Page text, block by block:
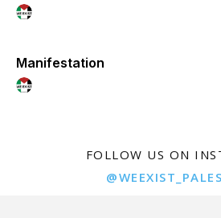
Manifestation
FOLLOW US ON